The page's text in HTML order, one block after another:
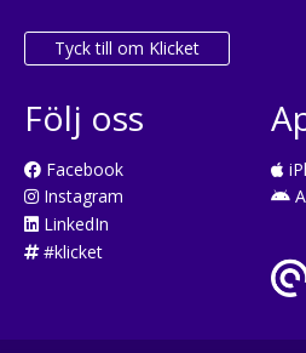
Tyck till om Klicket
Följ oss
Facebook
Instagram
LinkedIn
#klicket